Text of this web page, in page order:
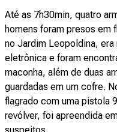
Até as 7h30min, quatro
homens foram presos em
no Jardim Leopoldina,
eletrônica e foram
maconha, além de duas
guardadas em um cofre.
flagrado com uma pistola
revólver, foi apreendida
suspeitos.